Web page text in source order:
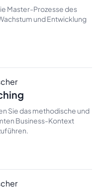
Master-Prozesse des
und Entwicklung
Sie das methodische und
Business-Kontext